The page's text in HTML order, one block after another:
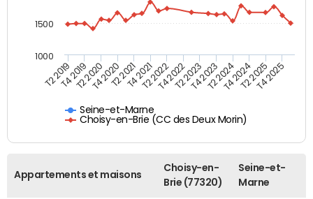
Seine-et-Marne
Choisy-en-Brie (CC des Deux Morin)
T2 2019T4 2019T2 2020T4 2020T2 2021T4 2021T2 2022T4 2022T2 2023T4 2023T2 2024T4 2024T2 2025T4 2025
1000
1500
Appartements et maisons
Choisy-en-
Brie (77320)
Seine-et-
Marne